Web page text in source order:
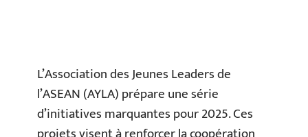
L’Association des Jeunes Leaders de
l’ASEAN (AYLA) prépare une série
d’initiatives marquantes pour 2025. Ces